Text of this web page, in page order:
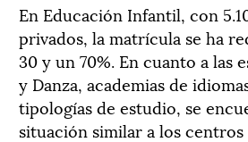
En Educación Infantil, con
privados, la matrícula se ha
30 y un 70%. En cuanto a las
y Danza, academias de
tipologías de estudio, se
situación similar a los